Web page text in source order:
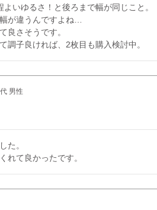
いゆるさ！と後ろまで幅が同じこと。
が違うんですよね…
良さそうです。
調子良ければ、2枚目も購入検討中。
男性
た。
れて良かったです。